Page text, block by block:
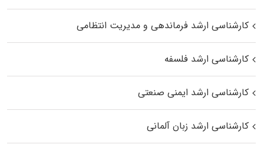
کارشناسی ارشد فرماندهی و مدیریت انتظامی
کارشناسی ارشد فلسفه
کارشناسی ارشد ایمنی صنعتی
کارشناسی ارشد زبان آلمانی